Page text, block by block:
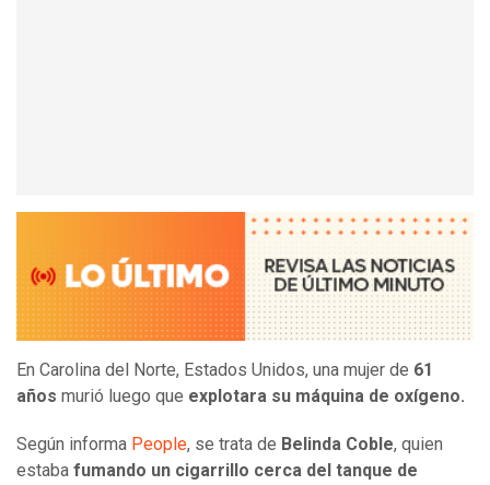
En Carolina del Norte, Estados Unidos, una mujer de 61
años murió luego que explotara su máquina de oxígeno.
Según informa People, se trata de Belinda Coble, quien
estaba fumando un cigarrillo cerca del tanque de